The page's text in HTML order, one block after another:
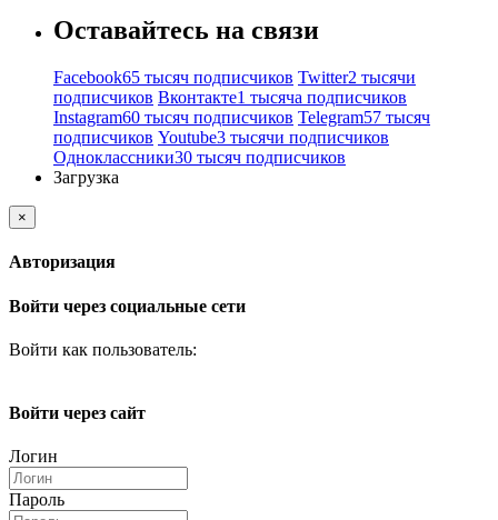
Оставайтесь на связи
Facebook65 тысяч подписчиков Twitter2 тысячи
подписчиков Вконтакте1 тысяча подписчиков
Instagram60 тысяч подписчиков Telegram57 тысяч
подписчиков Youtube3 тысячи подписчиков
Одноклассники30 тысяч подписчиков
Загрузка
×
Авторизация
Войти через социальные сети
Войти как пользователь:
Войти через сайт
Логин
Пароль